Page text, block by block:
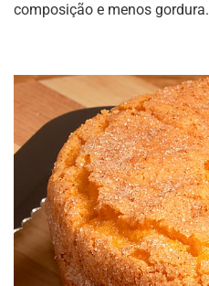
composição e menos gordura.